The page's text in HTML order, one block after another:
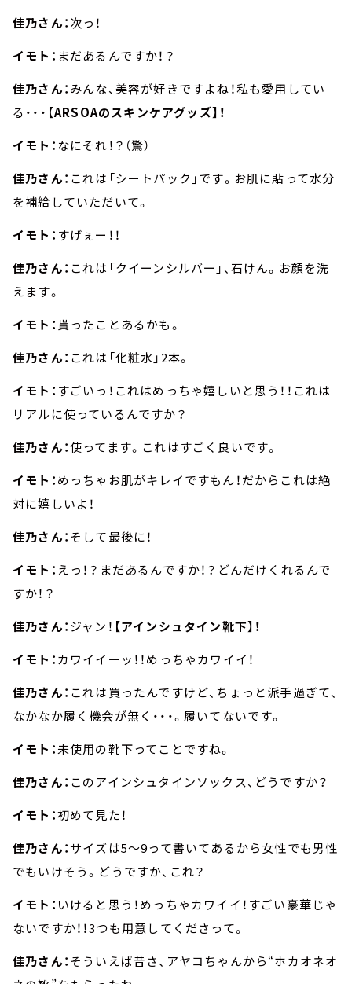
佳乃さん：次っ！
イモト： まだあるんですか！？
佳乃さん：みんな、美容が好きですよね！私も愛用してい
る・・・ 【ARSOAのスキンケアグッズ】！
イモト： なにそれ！？（驚）
佳乃さん： これは「シートパック」です。お肌に貼って水分
を補給していただいて。
イモト： すげぇー！！
佳乃さん： これは「クイーンシルバー」、石けん。お顔を洗
えます。
イモト：貰ったことあるかも。
佳乃さん： これは「化粧水」2本。
イモト： すごいっ！これはめっちゃ嬉しいと思う！！これは
リアルに使っているんですか？
佳乃さん：使ってます。これはすごく良いです。
イモト：めっちゃお肌がキレイですもん！だからこれは絶
対に嬉しいよ！
佳乃さん：そして最後に！
イモト： えっ！？まだあるんですか！？どんだけくれるんで
すか！？
佳乃さん：ジャン！ 【アインシュタイン靴下】！
イモト：カワイイーッ！！めっちゃカワイイ！
佳乃さん： これは買ったんですけど、ちょっと派手過ぎて、
なかなか履く機会が無く・・・。履いてないです。
イモト：未使用の靴下ってことですね。
佳乃さん： このアインシュタインソックス、どうですか？
イモト：初めて見た！
佳乃さん：サイズは5～9って書いてあるから女性でも男性
でもいけそう。どうですか、これ？
イモト： いけると思う！めっちゃカワイイ！すごい豪華じゃ
ないですか！！3つも用意してくださって。
佳乃さん：そういえば昔さ、アヤコちゃんから“ホカオネオ